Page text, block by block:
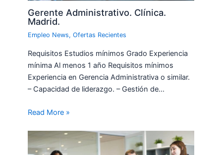
Gerente Administrativo. Clínica.
Madrid.
Empleo News,Ofertas Recientes
Requisitos Estudios mínimos Grado Experiencia
mínima Al menos 1 año Requisitos mínimos
Experiencia en Gerencia Administrativa o similar.
– Capacidad de liderazgo. – Gestión de…
Read More »